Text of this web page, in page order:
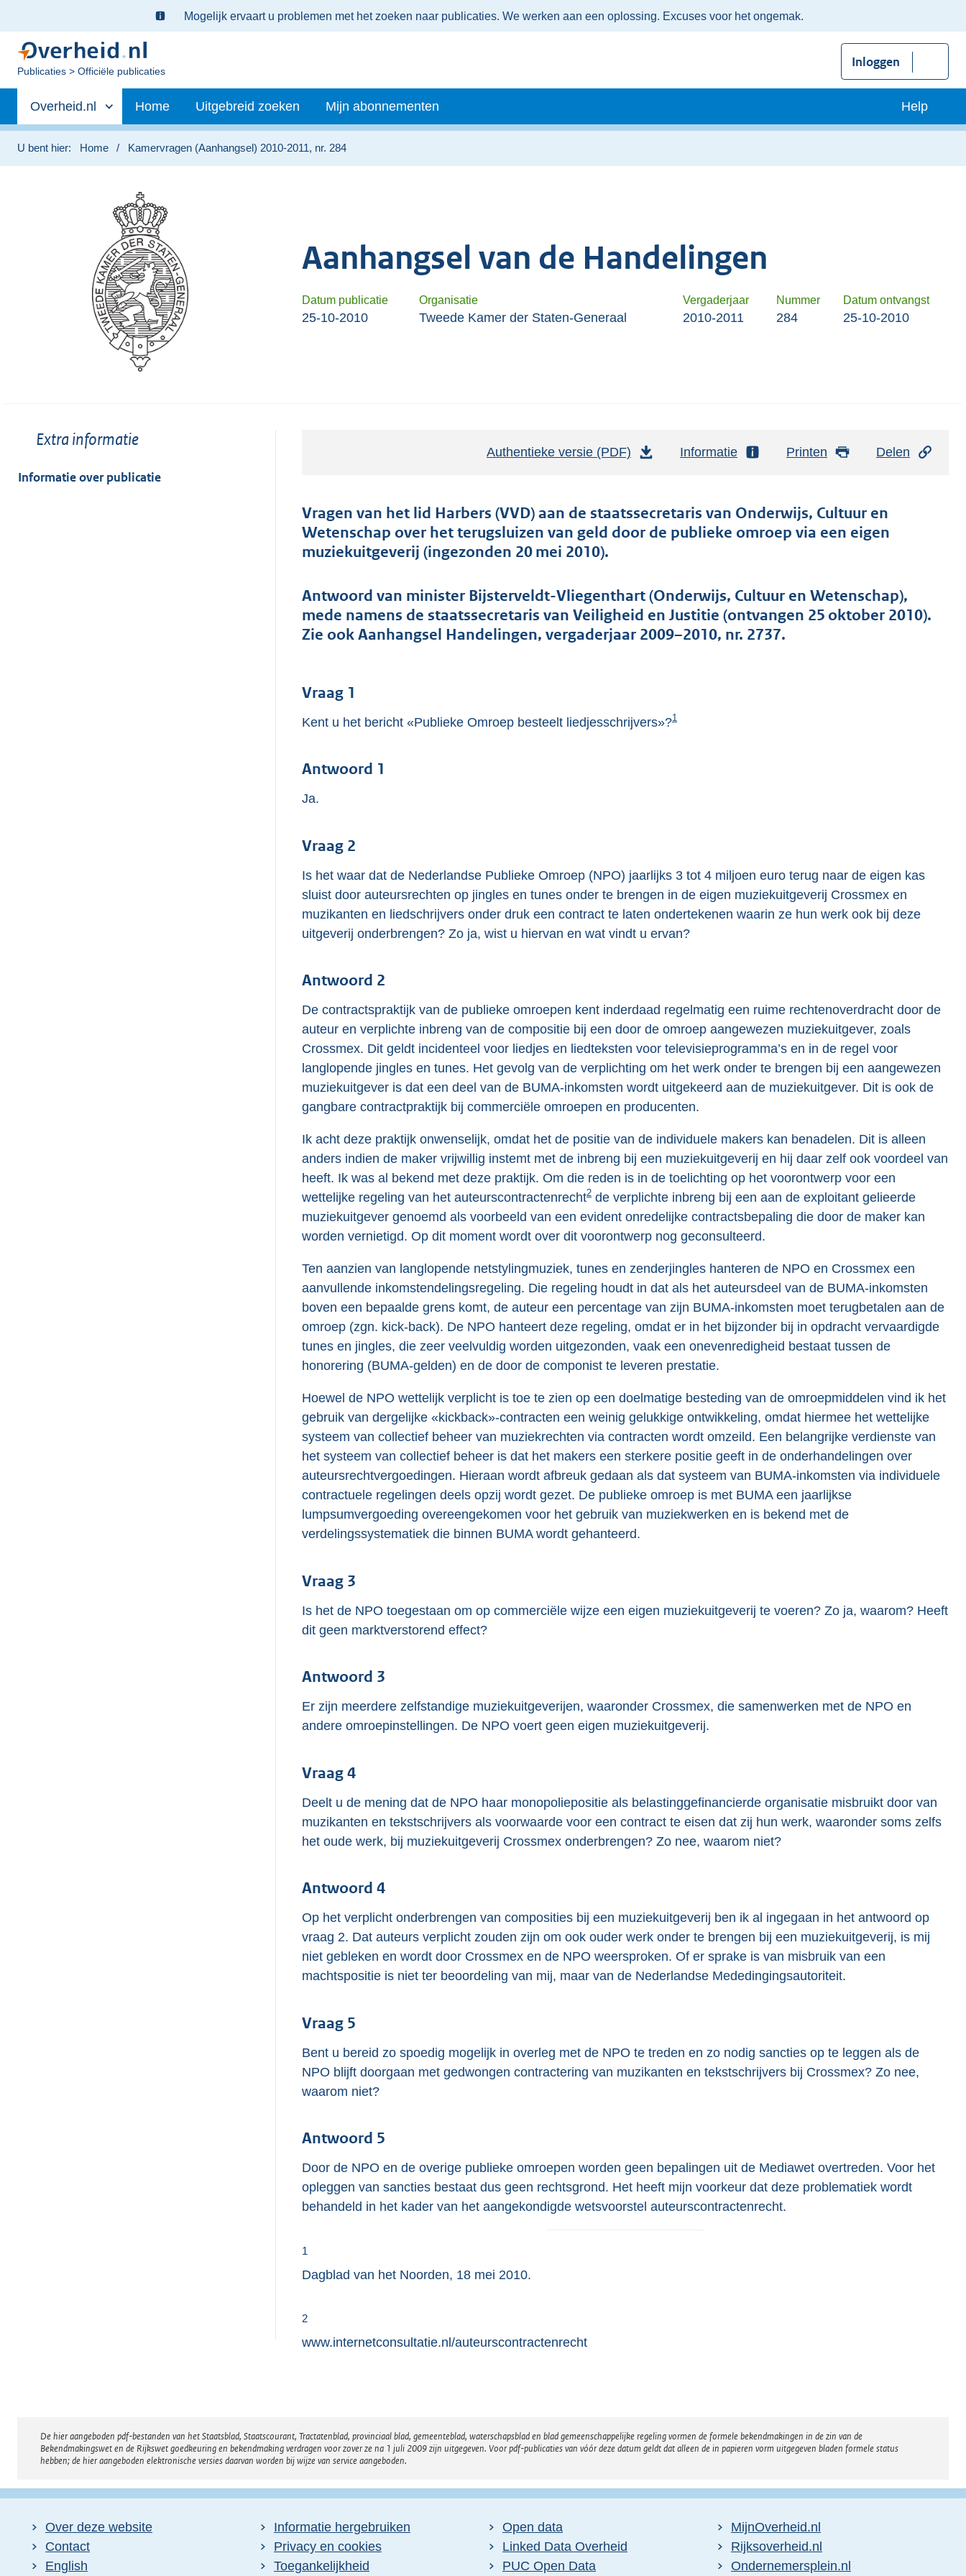
Ter
informatie:
Mogelijk ervaart u problemen met het zoeken naar publicaties. We werken aan een oplossing. Excuses voor het ongemak.
U
Publicaties Officiële publicaties
Inloggen
Primaire
navigatie
Andere
sites
binnen
Overheid.nl Home Uitgebreid zoeken Mijn abonnementen Help
U bent hier: Home Kamervragen (Aanhangsel) 2010-2011, nr. 284
Aanhangsel van de Handelingen
Datum publicatie Organisatie Vergaderjaar Nummer Datum ontvangst
25-10-2010 Tweede Kamer der Staten-Generaal 2010-2011 284 25-10-2010
Toon
van:
Extra informatie
Informatie over publicatie
Authentieke versie (PDF)
t
a
g
e
Informatie Printen Delen
Vragen van het lid Harbers (VVD) aan de staatssecretaris van Onderwijs, Cultuur en
Wetenschap over het terugsluizen van geld door de publieke omroep via een eigen
muziekuitgeverij (ingezonden 20 mei 2010).
Antwoord van minister Bijsterveldt-Vliegenthart (Onderwijs, Cultuur en Wetenschap),
mede namens de staatssecretaris van Veiligheid en Justitie (ontvangen 25 oktober 2010).
Zie ook Aanhangsel Handelingen, vergaderjaar 2009–2010, nr. 2737.
Vraag 1
Kent u het bericht «Publieke Omroep besteelt liedjesschrijvers»?1
Antwoord 1
Ja.
Vraag 2
Is het waar dat de Nederlandse Publieke Omroep (NPO) jaarlijks 3 tot 4 miljoen euro terug naar de eigen kas
sluist door auteursrechten op jingles en tunes onder te brengen in de eigen muziekuitgeverij Crossmex en
muzikanten en liedschrijvers onder druk een contract te laten ondertekenen waarin ze hun werk ook bij deze
uitgeverij onderbrengen? Zo ja, wist u hiervan en wat vindt u ervan?
Antwoord 2
De contractspraktijk van de publieke omroepen kent inderdaad regelmatig een ruime rechtenoverdracht door de
auteur en verplichte inbreng van de compositie bij een door de omroep aangewezen muziekuitgever, zoals
Crossmex. Dit geldt incidenteel voor liedjes en liedteksten voor televisieprogramma’s en in de regel voor
langlopende jingles en tunes. Het gevolg van de verplichting om het werk onder te brengen bij een aangewezen
muziekuitgever is dat een deel van de BUMA-inkomsten wordt uitgekeerd aan de muziekuitgever. Dit is ook de
gangbare contractpraktijk bij commerciële omroepen en producenten.
Ik acht deze praktijk onwenselijk, omdat het de positie van de individuele makers kan benadelen. Dit is alleen
anders indien de maker vrijwillig instemt met de inbreng bij een muziekuitgeverij en hij daar zelf ook voordeel van
heeft. Ik was al bekend met deze praktijk. Om die reden is in de toelichting op het voorontwerp voor een
wettelijke regeling van het auteurscontractenrecht2 de verplichte inbreng bij een aan de exploitant gelieerde
muziekuitgever genoemd als voorbeeld van een evident onredelijke contractsbepaling die door de maker kan
worden vernietigd. Op dit moment wordt over dit voorontwerp nog geconsulteerd.
Ten aanzien van langlopende netstylingmuziek, tunes en zenderjingles hanteren de NPO en Crossmex een
aanvullende inkomstendelingsregeling. Die regeling houdt in dat als het auteursdeel van de BUMA-inkomsten
boven een bepaalde grens komt, de auteur een percentage van zijn BUMA-inkomsten moet terugbetalen aan de
omroep (zgn. kick-back). De NPO hanteert deze regeling, omdat er in het bijzonder bij in opdracht vervaardigde
tunes en jingles, die zeer veelvuldig worden uitgezonden, vaak een onevenredigheid bestaat tussen de
honorering (BUMA-gelden) en de door de componist te leveren prestatie.
Hoewel de NPO wettelijk verplicht is toe te zien op een doelmatige besteding van de omroepmiddelen vind ik het
gebruik van dergelijke «kickback»-contracten een weinig gelukkige ontwikkeling, omdat hiermee het wettelijke
systeem van collectief beheer van muziekrechten via contracten wordt omzeild. Een belangrijke verdienste van
het systeem van collectief beheer is dat het makers een sterkere positie geeft in de onderhandelingen over
auteursrechtvergoedingen. Hieraan wordt afbreuk gedaan als dat systeem van BUMA-inkomsten via individuele
contractuele regelingen deels opzij wordt gezet. De publieke omroep is met BUMA een jaarlijkse
lumpsumvergoeding overeengekomen voor het gebruik van muziekwerken en is bekend met de
verdelingssystematiek die binnen BUMA wordt gehanteerd.
Vraag 3
Is het de NPO toegestaan om op commerciële wijze een eigen muziekuitgeverij te voeren? Zo ja, waarom? Heeft
dit geen marktverstorend effect?
Antwoord 3
Er zijn meerdere zelfstandige muziekuitgeverijen, waaronder Crossmex, die samenwerken met de NPO en
andere omroepinstellingen. De NPO voert geen eigen muziekuitgeverij.
Vraag 4
Deelt u de mening dat de NPO haar monopoliepositie als belastinggefinancierde organisatie misbruikt door van
muzikanten en tekstschrijvers als voorwaarde voor een contract te eisen dat zij hun werk, waaronder soms zelfs
het oude werk, bij muziekuitgeverij Crossmex onderbrengen? Zo nee, waarom niet?
Antwoord 4
Op het verplicht onderbrengen van composities bij een muziekuitgeverij ben ik al ingegaan in het antwoord op
vraag 2. Dat auteurs verplicht zouden zijn om ook ouder werk onder te brengen bij een muziekuitgeverij, is mij
niet gebleken en wordt door Crossmex en de NPO weersproken. Of er sprake is van misbruik van een
machtspositie is niet ter beoordeling van mij, maar van de Nederlandse Mededingingsautoriteit.
Vraag 5
Bent u bereid zo spoedig mogelijk in overleg met de NPO te treden en zo nodig sancties op te leggen als de
NPO blijft doorgaan met gedwongen contractering van muzikanten en tekstschrijvers bij Crossmex? Zo nee,
waarom niet?
Antwoord 5
Door de NPO en de overige publieke omroepen worden geen bepalingen uit de Mediawet overtreden. Voor het
opleggen van sancties bestaat dus geen rechtsgrond. Het heeft mijn voorkeur dat deze problematiek wordt
behandeld in het kader van het aangekondigde wetsvoorstel auteurscontractenrecht.
1
Dagblad van het Noorden, 18 mei 2010.
2
www.internetconsultatie.nl/auteurscontractenrecht
Disclaimer
De hier aangeboden pdf-bestanden van het Staatsblad, Staatscourant, Tractatenblad, provinciaal blad, gemeenteblad, waterschapsblad en blad gemeenschappelijke regeling vormen de formele bekendmakingen in de zin van de
Bekendmakingswet en de Rijkswet goedkeuring en bekendmaking verdragen voor zover ze na 1 juli 2009 zijn uitgegeven. Voor pdf-publicaties van vóór deze datum geldt dat alleen de in papieren vorm uitgegeven bladen formele status
hebben; de hier aangeboden elektronische versies daarvan worden bij wijze van service aangeboden.
Over deze website
Contact
English
Informatie hergebruiken
Privacy en cookies
Toegankelijkheid
Open data
Linked Data Overheid
PUC Open Data
MijnOverheid.nl
E
x
Rijksoverheid.nl
E
Ondernemersplein.nl